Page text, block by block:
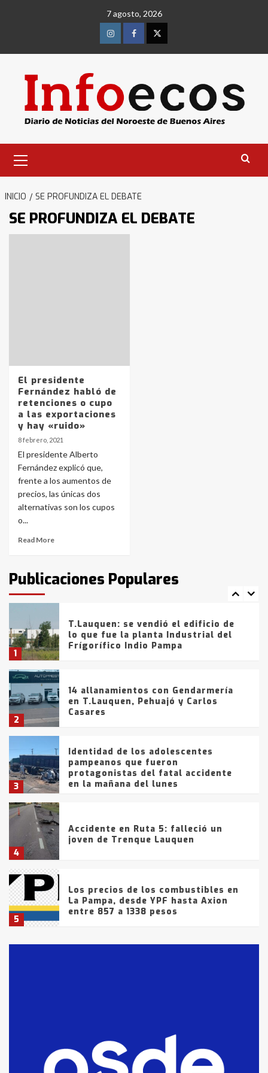
7 agosto, 2026
InstagramFacebookTwitter
primario
INICIO SE PROFUNDIZA EL DEBATE
SE PROFUNDIZA EL DEBATE
El presidente
Fernández habló de
retenciones o cupo
a las exportaciones
y hay «ruido»
8 febrero, 2021
El presidente Alberto
Fernández explicó que,
frente a los aumentos de
precios, las únicas dos
alternativas son los cupos
o...
Read More
Publicaciones Populares
4
Accidente en Ruta 5: falleció un
5
Los precios de los combustibles en
6
La Bolsa de Cereales de Bahía
Blanca anticipa que Agosto vendrá
con lluvias y heladas, en gran parte
fueron detenidos por
comercialización de drogas en la
tarde del sábado
1
T.Lauquen: se vendió el edificio de
lo que fue la planta Industrial del
Frígorífico Indio Pampa
2
14 allanamientos con Gendarmería
en T.Lauquen, Pehuajó y Carlos
Casares
3
Identidad de los adolescentes
pampeanos que fueron
protagonistas del fatal accidente
en la mañana del lunes
4
Accidente en Ruta 5: falleció un
joven de Trenque Lauquen
5
Los precios de los combustibles en
La Pampa, desde YPF hasta Axion
entre 857 a 1338 pesos
fueron detenidos por
comercialización de drogas en la
tarde del sábado